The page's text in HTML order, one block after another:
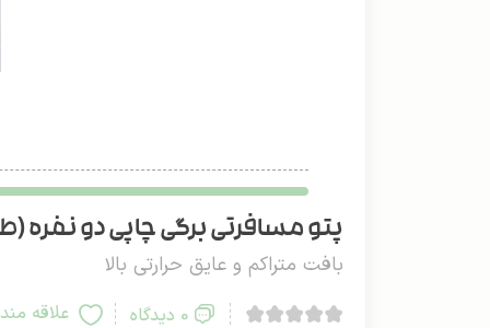
پتو مسافرتی برگی چاپی دو نفره
بافت متراکم و عایق حرارتی بالا
0 دیدگاه علاقه